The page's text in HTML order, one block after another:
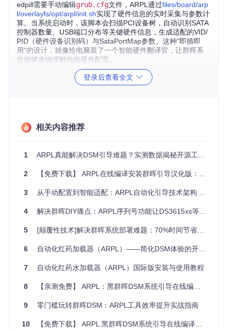
edpill需要手动编辑grub.cfg文件，ARPL通过files/board/arp
l/overlayfs/opt/arpl/init.sh实现了硬件信息的实时采集与参数计
算。当系统启动时，该脚本会扫描PCI设备树，自动识别SATA
控制器数量、USB端口分布等关键硬件信息，生成适配的VID/
PID（硬件设备识别码）与SataPortMap参数。这种"即插即
用"的设计，就像给电脑装了一个智能硬件翻译官，让群晖系
统能够准确理解你的硬件配置。
2. 内核模块动态适配
卡驱动）。这种机制类似于手机系统的OTA更新，确保内核模
3. 多模态交互系统
ARPL提供三种操作入口：终端命令行（通过menu.sh启
设计满足了不同用户的操作习惯，无论是喜欢图形界面的新
手，还是习惯命令行的高级用户，都能找到高效的操作方式。
场景适配：从家庭到企业的全场景覆盖
镜像烧录：使用BalenaEtcher将ARPL镜像写入USB设备
型号选择：启动后通过菜单选择匹配的群晖型号（如DS92
自动构建：选择"Build"选项，系统将自动完成引导文件生
登录后查看全文
相关内容推荐
1 ARPL真能解决DSM引导难题？实测数据揭秘开源工具的效率革命
2 【免费下载】 ARPL在线编译安装群晖引导汉化版：打造更便捷的NAS体验
3 从手动配置到智能适配：ARPL自动化引导技术架构深度解析
4 解决群晖DIY痛点：ARPL序列号功能让DS3615xs等型号完美支持
5 [颠覆性技术]解决群晖系统部署难题：70%时间节省实战指南
6 自动化红药加载器（ARPL）——简化DSM体验的开源力作
7 自动化红药水加载器（ARPL）国际版安装与使用教程
8 【亲测免费】 ARPL：黑群晖DSM系统引导在线编译工具
9 零门槛玩转群晖DSM：ARPL工具效率提升实战指南
10 【免费下载】 ARPL 黑群晖DSM系统引导在线编译工具